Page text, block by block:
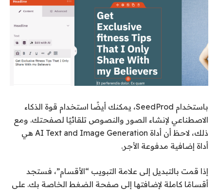
باستخدام SeedProd، يمكنك أيضًا استخدام قوة الذكاء
الاصطناعي لإنشاء الصور والنصوص تلقائيًا لصفحتك. ومع
ذلك، لاحظ أن أداة AI Text and Image Generation هي
أداة إضافية مدفوعة الأجر.
إذا قمت بالتبديل إلى علامة التبويب “الأقسام”، فستجد
أقسامًا كاملة لإضافتها إلى صفحة الضغط الخاصة بك. على